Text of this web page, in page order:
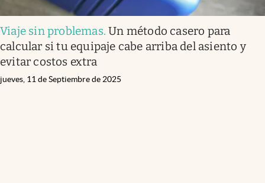
Viaje sin problemas.Un método casero para
calcular si tu equipaje cabe arriba del asiento y
evitar costos extra
jueves, 11 de Septiembre de 2025